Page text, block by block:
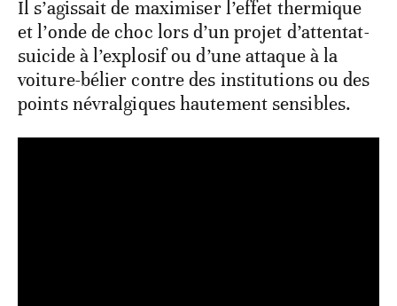
Il s’agissait de maximiser l’effet thermique
et l’onde de choc lors d’un projet d’attentat-
suicide à l’explosif ou d’une attaque à la
voiture-bélier contre des institutions ou des
points névralgiques hautement sensibles.